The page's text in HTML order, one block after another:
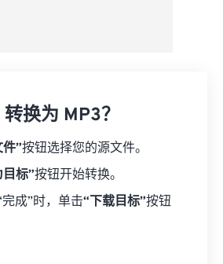
换为 MP3？
”按钮选择您的源文件。
标”按钮开始转换。
成”时，单击“下载目标”按钮